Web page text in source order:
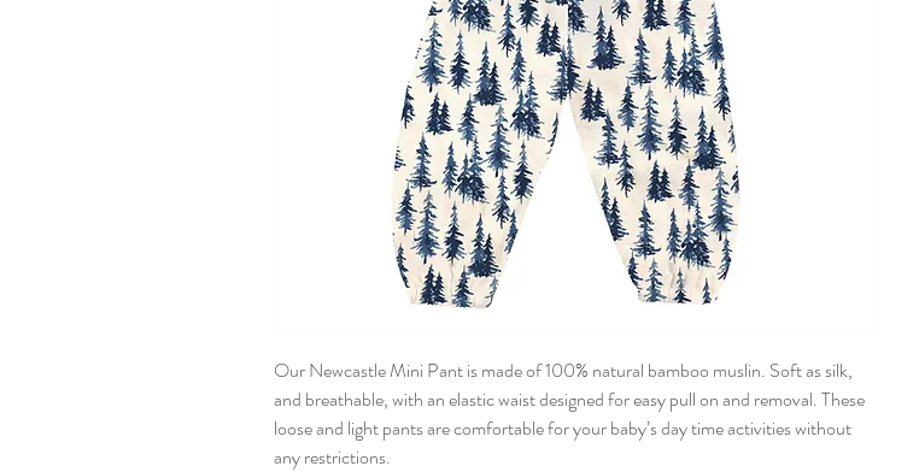
Our Newcastle Mini Pant is made of 100% natural bamboo muslin. Soft as silk,
and breathable, with an elastic waist designed for easy pull on and removal. These
loose and light pants are comfortable for your baby’s day time activities without
any restrictions.